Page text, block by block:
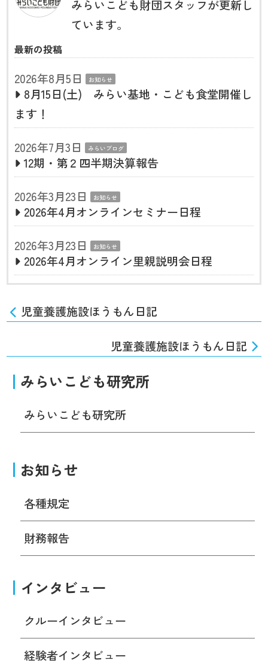
みらいこども財団スタッフが更新し
ています。
最新の投稿
2026年8月5日 お知らせ
8月15日(土) みらい基地・こども食堂開催し
ます！
2026年7月3日
みらいブログ
12期・第２四半期決算報告
2026年3月23日
お知らせ
2026年4月オンラインセミナー日程
2026年3月23日
お知らせ
2026年4月オンライン里親説明会日程
児童養護施設ほうもん日記
児童養護施設ほうもん日記
みらいこども研究所
みらいこども研究所
お知らせ
各種規定
財務報告
インタビュー
クルーインタビュー
経験者インタビュー